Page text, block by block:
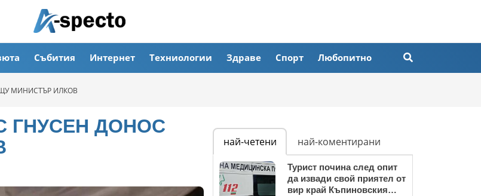
Събития Интернет Техниологии Здраве Спорт Любопитно
МИНИСТЪР ИЛКОВ
ГНУСЕН ДОНОС
най-четени най-коментирани
Турист почина след опит
да извади свой приятел от
вир край Къпиновския